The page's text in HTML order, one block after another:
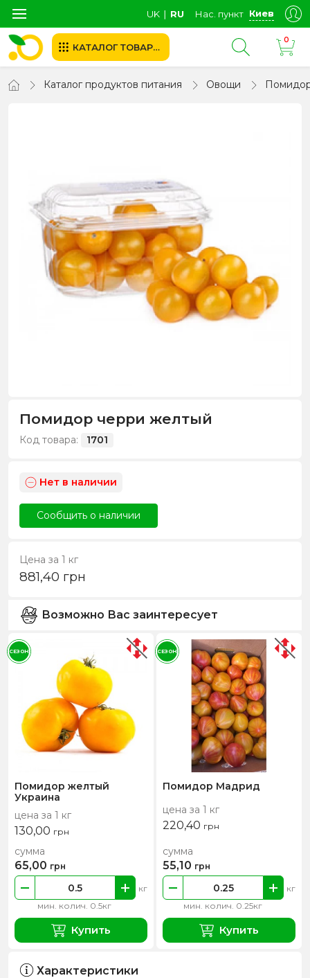
UK ∣ RU Нас. пункт Киев
КАТАЛОГ ТОВАРОВ
0
Каталог продуктов питания Овощи
Помидор черри желтый
Код товара: 1701
Нет в наличии
Сообщить о наличии
Цена за 1 кг
881,40 грн
Возможно Вас заинтересует
Помидор желтый
Украина
цена за 1 кг
130,00 грн
мин. колич. 0.5кг
кг
сумма
65,00 грн
Купить
СЕЗОН
Помидор Мадрид
цена за 1 кг
220,40 грн
мин. колич. 0.25кг
кг
сумма
55,10 грн
Купить
СЕЗОН
Характеристики